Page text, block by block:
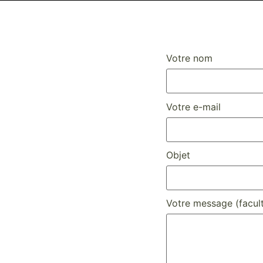
Votre nom
Votre e-mail
Objet
Votre message